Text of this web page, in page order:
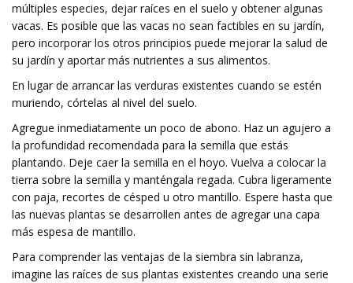
múltiples especies, dejar raíces en el suelo y obtener algunas
vacas. Es posible que las vacas no sean factibles en su jardín,
pero incorporar los otros principios puede mejorar la salud de
su jardín y aportar más nutrientes a sus alimentos.
En lugar de arrancar las verduras existentes cuando se estén
muriendo, córtelas al nivel del suelo.
Agregue inmediatamente un poco de abono. Haz un agujero a
la profundidad recomendada para la semilla que estás
plantando. Deje caer la semilla en el hoyo. Vuelva a colocar la
tierra sobre la semilla y manténgala regada. Cubra ligeramente
con paja, recortes de césped u otro mantillo. Espere hasta que
las nuevas plantas se desarrollen antes de agregar una capa
más espesa de mantillo.
Para comprender las ventajas de la siembra sin labranza,
imagine las raíces de sus plantas existentes creando una serie